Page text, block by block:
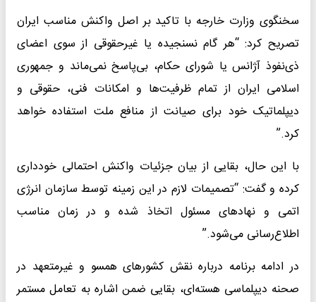
سخنگوی وزارت خارجه با تاکید بر اصل واکنش مناسب ایران
تصریح کرد: “هر گام نسنجیده یا غیرحقوقی از سوی اعضای
ذی‌نفوذ آژانس یا شورای حکام، بی‌پاسخ نمی‌ماند و جمهوری
اسلامی ایران از تمام ظرفیت‌ها و امکانات فنی، حقوقی و
دیپلماتیک خود برای صیانت از منافع ملت استفاده خواهد
کرد.”
با این حال، بقایی از بیان جزئیات واکنش احتمالی خودداری
کرده و گفت: “تصمیمات لازم در این زمینه توسط سازمان انرژی
اتمی و نهادهای مسئول اتخاذ شده و در زمان مناسب
اطلاع‌رسانی می‌شود.”
در ادامه برنامه درباره نقش کشورهای همسو و غیرمتعهد در
صحنه دیپلماسی هسته‌ای، بقایی ضمن اشاره به تعامل مستمر